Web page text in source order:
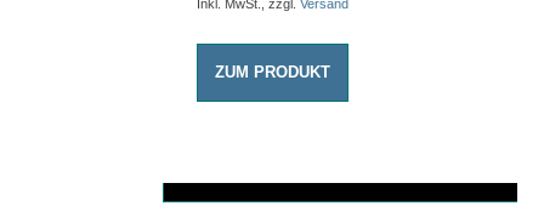
Inkl. MwSt., zzgl. Versand
ZUM PRODUKT
Dieses Produkt weist mehrere Varianten auf. Die Optionen können auf der Produktseite gewählt werden